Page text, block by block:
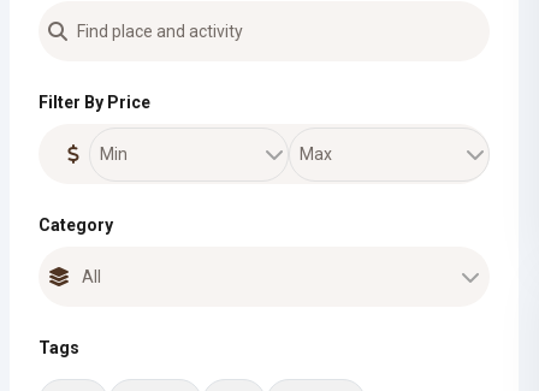
Filter By Price
Category
Tags